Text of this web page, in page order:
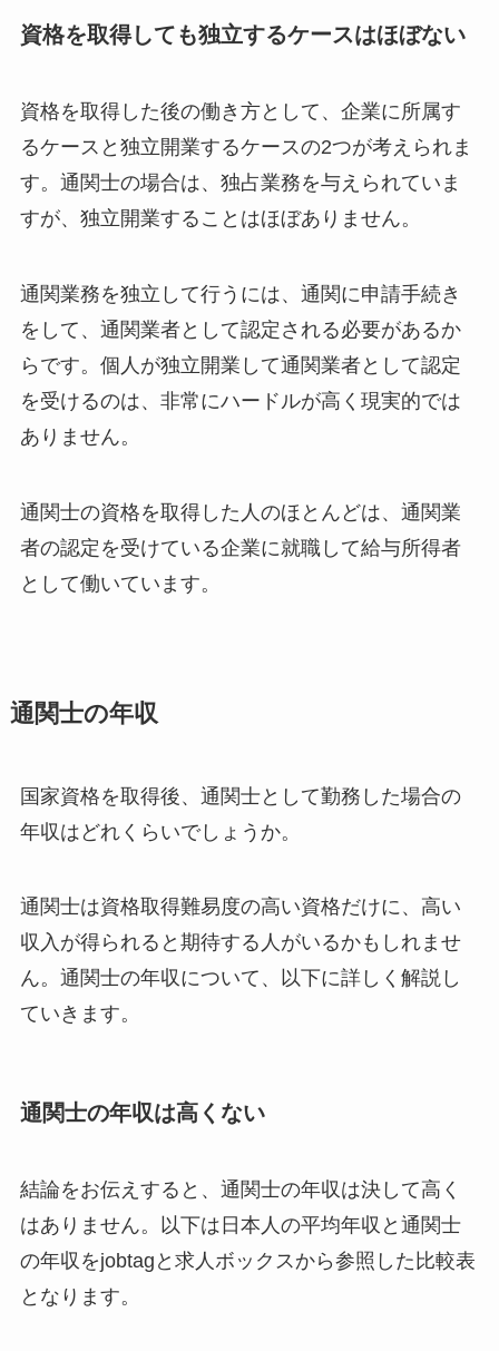
資格を取得しても独立するケースはほぼない
資格を取得した後の働き方として、企業に所属す
るケースと独立開業するケースの2つが考えられま
す。通関士の場合は、独占業務を与えられていま
すが、独立開業することはほぼありません。
通関業務を独立して行うには、通関に申請手続き
をして、通関業者として認定される必要があるか
らです。個人が独立開業して通関業者として認定
を受けるのは、非常にハードルが高く現実的では
ありません。
通関士の資格を取得した人のほとんどは、通関業
者の認定を受けている企業に就職して給与所得者
として働いています。
通関士の年収
国家資格を取得後、通関士として勤務した場合の
年収はどれくらいでしょうか。
通関士は資格取得難易度の高い資格だけに、高い
収入が得られると期待する人がいるかもしれませ
ん。通関士の年収について、以下に詳しく解説し
ていきます。
通関士の年収は高くない
結論をお伝えすると、通関士の年収は決して高く
はありません。以下は日本人の平均年収と通関士
の年収をjobtagと求人ボックスから参照した比較表
となります。